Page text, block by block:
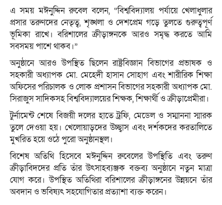
এ সময় মঈনুদ্দিন রুবেল বলেন, “বিশ্ববিদ্যালয় পর্যায়ে খেলাধুলার
প্রসার তরুণদের নেতৃত্ব, শৃঙ্খলা ও দেশপ্রেম গড়ে তুলতে গুরুত্বপূর্ণ
ভূমিকা রাখে। বরিশালের ক্রীড়াঙ্গনকে আরও সমৃদ্ধ করতে আমি
সবসময় পাশে থাকব।”
অনুষ্ঠানে আরও উপস্থিত ছিলেন রাষ্ট্রবিজ্ঞান বিভাগের প্রভাষক ও
সহকারী অধ্যাপক মো. মেহেদী হাসান সোহাগ এবং শারীরিক শিক্ষা
অফিসের পরিচালক ও লোক প্রশাসন বিভাগের সহকারী অধ্যাপক মো.
সিরাজুস সাদিকসহ বিশ্ববিদ্যালয়ের শিক্ষক, শিক্ষার্থী ও ক্রীড়াপ্রেমীরা।
টুর্নামেন্ট শেষে বিজয়ী দলের হাতে ট্রফি, মেডেল ও সম্মাননা স্মারক
তুলে দেওয়া হয়। খেলোয়াড়দের উচ্ছ্বাস এবং দর্শকদের করতালিতে
মুখরিত হয়ে ওঠে পুরো অনুষ্ঠানস্থল।
বিশেষ অতিথি হিসেবে মঈনুদ্দিন রুবেলের উপস্থিতি এবং তরুণ
ক্রীড়াবিদদের প্রতি তাঁর উৎসাহব্যঞ্জক বক্তব্য অনুষ্ঠানে নতুন মাত্রা
যোগ করে। উপস্থিত অতিথিরা বরিশালের ক্রীড়াঙ্গনের উন্নয়নে তাঁর
অবদান ও ভবিষ্যৎ সহযোগিতার প্রত্যাশা ব্যক্ত করেন।